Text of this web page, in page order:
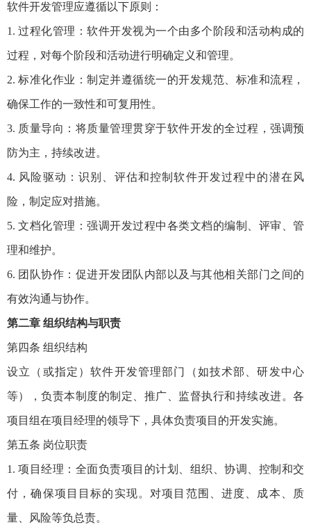
软件开发管理应遵循以下原则：
1. 过程化管理：软件开发视为一个由多个阶段和活动构成的
过程，对每个阶段和活动进行明确定义和管理。
2. 标准化作业：制定并遵循统一的开发规范、标准和流程，
确保工作的一致性和可复用性。
3. 质量导向：将质量管理贯穿于软件开发的全过程，强调预
防为主，持续改进。
4. 风险驱动：识别、评估和控制软件开发过程中的潜在风
险，制定应对措施。
5. 文档化管理：强调开发过程中各类文档的编制、评审、管
理和维护。
6. 团队协作：促进开发团队内部以及与其他相关部门之间的
有效沟通与协作。
第二章 组织结构与职责
第四条 组织结构
设立（或指定）软件开发管理部门（如技术部、研发中心
等），负责本制度的制定、推广、监督执行和持续改进。各
项目组在项目经理的领导下，具体负责项目的开发实施。
第五条 岗位职责
1. 项目经理：全面负责项目的计划、组织、协调、控制和交
付，确保项目目标的实现。对项目范围、进度、成本、质
量、风险等负总责。